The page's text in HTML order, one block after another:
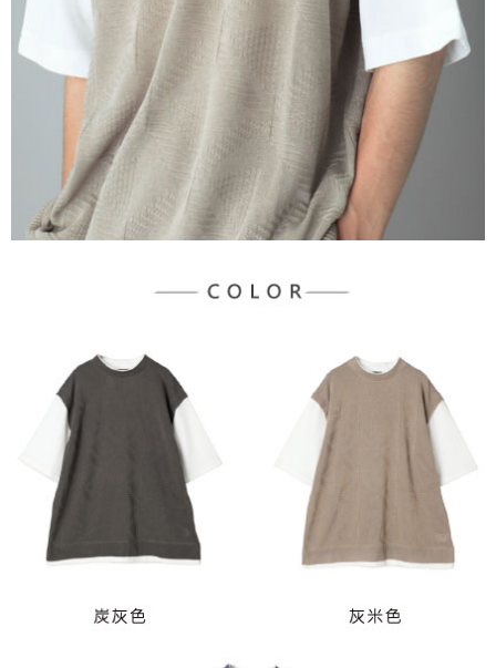
１．透過由恩沛科技股份有限公司提供之「AFTEE先享後付」服務完成之交
易，需依本服務之必要範圍內提供個人資料，並將交易相關給付款項請求債
權轉讓予恩沛科技股份有限公司。
２．關於個人資料處理事宜，請瀏覽以下網址：
https://aftee.tw/terms/#terms3
３．未成年的使用者請事先徵得法定代理人或監護人之同意方可使用
「AFTEE先享後付」，若未經同意申辦者引起之損失，本公司不負相關責
４．使用「AFTEE先享後付」時，將依據個別帳號之用戶狀況，依本公司即
時審查核予不同之上限額度；若仍有額度不足之情形，本公司將視審查結果
請求用戶進行身份認證。
7-11取貨付款
每筆NT$60，滿NT$888(含以上)免運費
7-11純取貨
每筆NT$60，滿NT$888(含以上)免運費
每筆NT$90，滿NT$888(含以上)免運費